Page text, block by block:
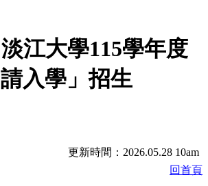
淡江大學115學年度
入學」招生
更新時間：2026.05.28 10am
回首頁